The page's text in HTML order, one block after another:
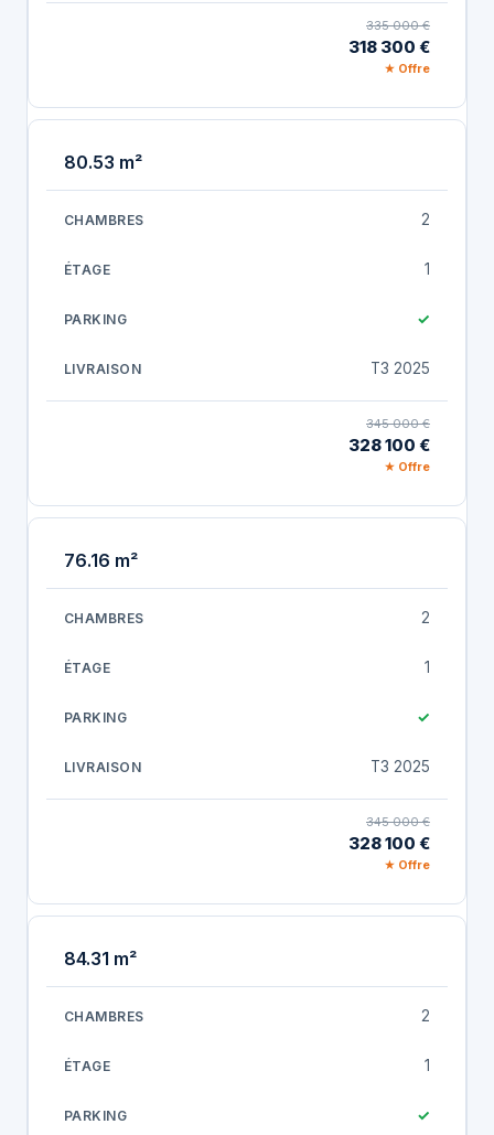
335 000 €
318 300 €
★ Offre
80.53 m²
2
1
✓
T3 2025
345 000 €
328 100 €
★ Offre
76.16 m²
2
1
✓
T3 2025
345 000 €
328 100 €
★ Offre
84.31 m²
2
1
✓